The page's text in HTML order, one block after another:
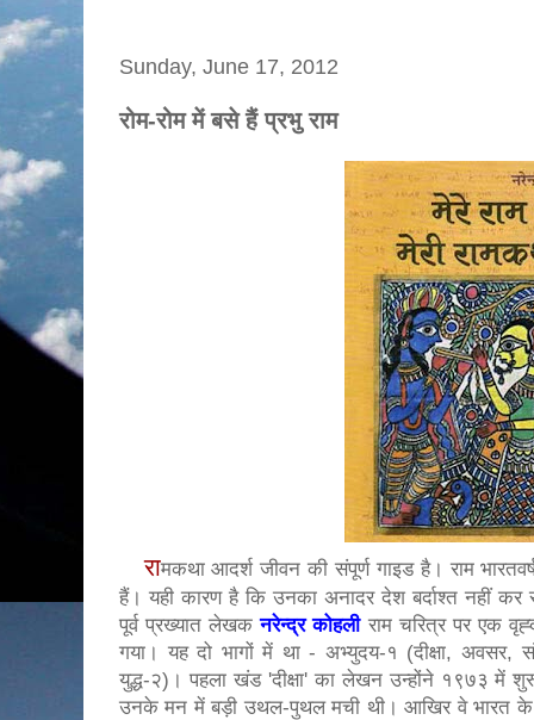
Sunday, June 17, 2012
रोम-रोम में बसे हैं प्रभु राम
रामकथा आदर्श जीवन की संपूर्ण गाइड है। राम
हैं। यही कारण है कि उनका अनादर देश बर्दाश्त नहीं
पूर्व प्रख्यात लेखकनरेन्द्र कोहलीराम चरित्र पर एक
गया। यह दो भागों में था - अभ्युदय-१ (दीक्षा,
युद्ध-२)। पहला खंड 'दीक्षा' का लेखन उन्होंने १९७३ में
उनके मन में बड़ी उथल-पुथल मची थी। आखिर वे भारत के